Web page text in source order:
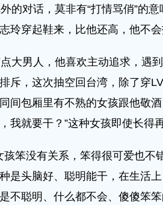
的对话，莫非有“打情骂俏”的
玲穿起鞋来，比他还高，他不会
大男人，他喜欢主动追求，遇
斥，这次抽空回台湾，除了穿
间包厢里有不熟的女孩跟他敬
我就要干？”这种女孩即使长得
笨没有关系，笨得很可爱也不
是头脑好、聪明能干，在生活
不聪明、什么都不会、傻傻笨